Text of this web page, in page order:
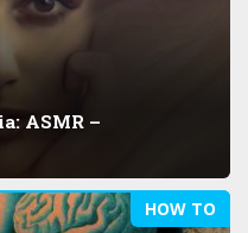
ASMR –
HOW TO